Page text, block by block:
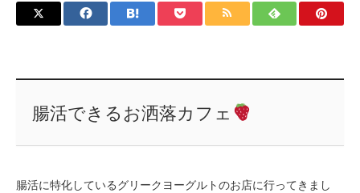
腸活できるお洒落カフェ
腸活に特化しているグリークヨーグルトのお店に行ってきまし